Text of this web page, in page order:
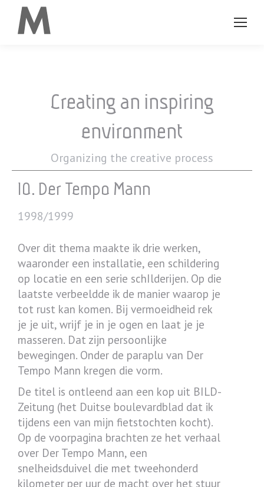
Creating an inspiring
environment
Organizing the creative process
10. Der Tempo Mann
1998/1999
Over dit thema maakte ik drie werken,
waaronder een installatie, een schildering
op locatie en een serie schIlderijen. Op die
laatste verbeeldde ik de manier waarop je
tot rust kan komen. Bij vermoeidheid rek
je je uit, wrijf je in je ogen en laat je je
masseren. Dat zijn persoonlijke
bewegingen. Onder de paraplu van Der
Tempo Mann kregen die vorm.
De titel is ontleend aan een kop uit BILD-
Zeitung (het Duitse boulevardblad dat ik
tijdens een van mijn fietstochten kocht).
Op de voorpagina brachten ze het verhaal
over Der Tempo Mann, een
snelheidsduivel die met tweehonderd
kilometer per uur de macht over het stuur